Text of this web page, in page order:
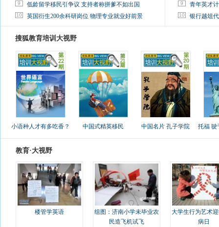
9 低龄留学移民引争议 支持者称拼爹不如出国
10 英国衍生200余科研岗位 物理专业就业好前景
9 青年英才
10 银行越俎
搜狐教育培训大视野
小语种人才有多吃香？ 中国式精英移民 中国名片 孔子学院 托福 驶
教育·大视野
楼管学英语
组图：济南小学未毕业农
民造飞机试飞
大学生行为艺术
病日